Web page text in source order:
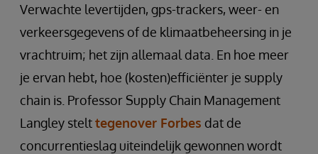
Verwachte levertijden, gps-trackers, weer- en
verkeersgegevens of de klimaatbeheersing in je
vrachtruim; het zijn allemaal data. En hoe meer
je ervan hebt, hoe (kosten)efficiënter je supply
chain is. Professor Supply Chain Management
Langley stelttegenover Forbes dat de
concurrentieslag uiteindelijk gewonnen wordt